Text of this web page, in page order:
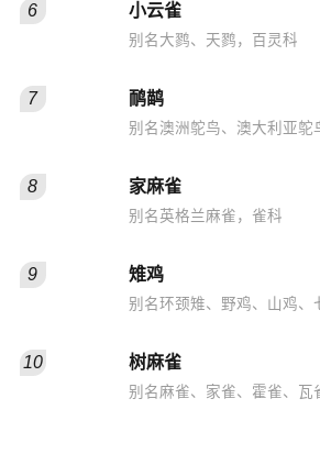
6 小云雀
别名大鹨、天鹨，百灵科
7 鸸鹋
别名澳洲鸵鸟、澳大利亚鸵
8 家麻雀
别名英格兰麻雀，雀科
9 雉鸡
10 树麻雀